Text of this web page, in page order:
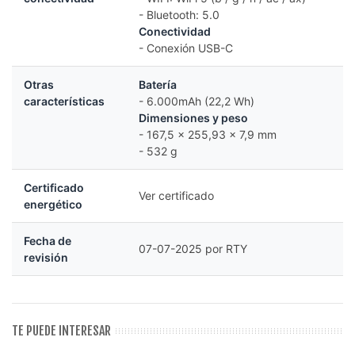
- Bluetooth: 5.0
Conectividad
- Conexión USB-C
Otras
características
Batería
- 6.000mAh (22,2 Wh)
Dimensiones y peso
- 167,5 x 255,93 x 7,9 mm
- 532 g
Certificado
energético
Ver certificado
Fecha de
revisión
07-07-2025 por RTY
TE PUEDE INTERESAR